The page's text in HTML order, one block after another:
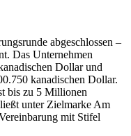
abgeschlossen –
Das Unternehmen
Dollar und
kanadischen Dollar.
bis zu 5 Millionen
unter Zielmarke Am
mit Stifel